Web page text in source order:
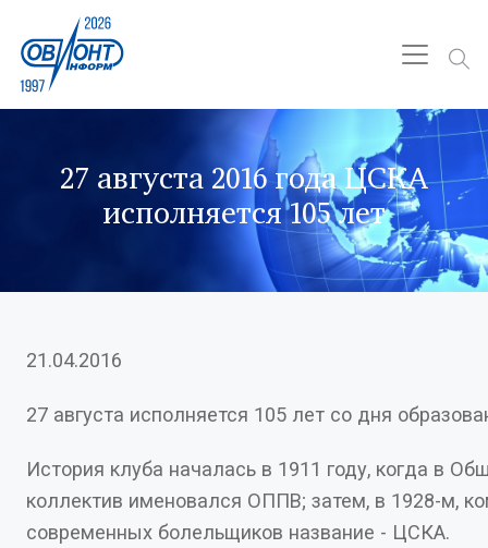
27 августа 2016 года ЦСКА
исполняется 105 лет
21.04.2016
История клуба началась в 1911 году, когда в Обществе любителей лыжного спорта была организована футбольная секция. Команда под названием ОЛЛС заявилась в чемпионат Москвы. Кстати, за всю историю клуб сменил
коллектив именовался ОППВ; затем, в 1928-м, команда стала называться ЦДКА, такое же название она получила и в 1942 году; в 1941 году - Красная Армия Москвы; в 1951-м - ЦДСА; в 1957-м - ЦСК МО; а с 1960 года и по сей день армейский клуб носит привычное для
современных болельщиков название - ЦСКА.